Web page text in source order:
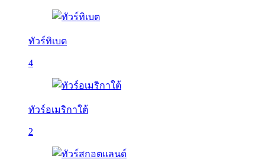
ทัวร์ทิเบต
4
ทัวร์อเมริกาใต้
2